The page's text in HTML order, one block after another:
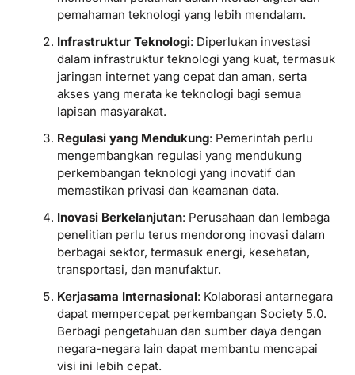
pemahaman teknologi yang lebih mendalam.
Infrastruktur Teknologi: Diperlukan investasi
dalam infrastruktur teknologi yang kuat, termasuk
jaringan internet yang cepat dan aman, serta
akses yang merata ke teknologi bagi semua
lapisan masyarakat.
Regulasi yang Mendukung: Pemerintah perlu
mengembangkan regulasi yang mendukung
perkembangan teknologi yang inovatif dan
memastikan privasi dan keamanan data.
Inovasi Berkelanjutan: Perusahaan dan lembaga
penelitian perlu terus mendorong inovasi dalam
berbagai sektor, termasuk energi, kesehatan,
transportasi, dan manufaktur.
Kerjasama Internasional: Kolaborasi antarnegara
dapat mempercepat perkembangan Society 5.0.
Berbagi pengetahuan dan sumber daya dengan
negara-negara lain dapat membantu mencapai
visi ini lebih cepat.